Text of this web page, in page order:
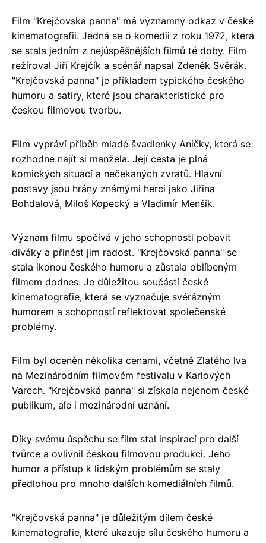
Film "Krejčovská panna" má významný odkaz v české
kinematografii. Jedná se o komedii z roku 1972, která
se stala jedním z nejúspěšnějších filmů té doby. Film
režíroval Jiří Krejčík a scénář napsal Zdeněk Svěrák.
"Krejčovská panna" je příkladem typického českého
humoru a satiry, které jsou charakteristické pro
českou filmovou tvorbu.
Film vypráví příběh mladé švadlenky Aničky, která se
rozhodne najít si manžela. Její cesta je plná
komických situací a nečekaných zvratů. Hlavní
postavy jsou hrány známými herci jako Jiřina
Bohdalová, Miloš Kopecký a Vladimír Menšík.
Význam filmu spočívá v jeho schopnosti pobavit
diváky a přinést jim radost. "Krejčovská panna" se
stala ikonou českého humoru a zůstala oblíbeným
filmem dodnes. Je důležitou součástí české
kinematografie, která se vyznačuje svérázným
humorem a schopností reflektovat společenské
problémy.
Film byl oceněn několika cenami, včetně Zlatého lva
na Mezinárodním filmovém festivalu v Karlových
Varech. "Krejčovská panna" si získala nejenom české
publikum, ale i mezinárodní uznání.
Díky svému úspěchu se film stal inspirací pro další
tvůrce a ovlivnil českou filmovou produkci. Jeho
humor a přístup k lidským problémům se staly
předlohou pro mnoho dalších komediálních filmů.
"Krejčovská panna" je důležitým dílem české
kinematografie, které ukazuje sílu českého humoru a